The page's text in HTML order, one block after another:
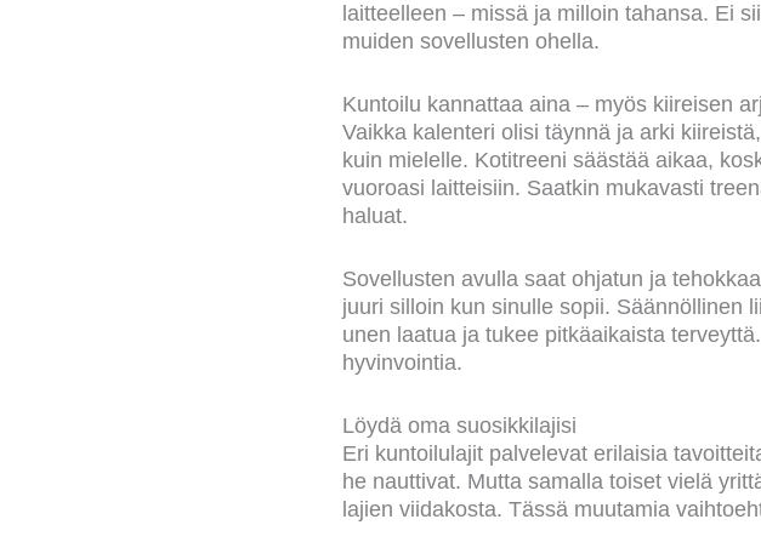
laitteelleen – missä ja milloin tahansa. Ei
muiden sovellusten ohella.
Kuntoilu kannattaa aina – myös kiireisen
Vaikka kalenteri olisi täynnä ja arki
kuin mielelle. Kotitreeni säästää aikaa,
vuoroasi laitteisiin. Saatkin mukavasti
haluat.
Sovellusten avulla saat ohjatun ja
juuri silloin kun sinulle sopii. Säännöllinen
unen laatua ja tukee pitkäaikaista
hyvinvointia.
Löydä oma suosikkilajisi
Eri kuntoilulajit palvelevat erilaisia
he nauttivat. Mutta samalla toiset vielä
lajien viidakosta. Tässä muutamia